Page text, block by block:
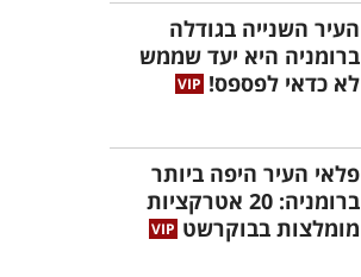
העיר השנייה בגודלה
ברומניה היא יעד שממש
לא כדאי לפספס!
פלאי העיר היפה ביותר
ברומניה: 20 אטרקציות
מומלצות בבוקרשט